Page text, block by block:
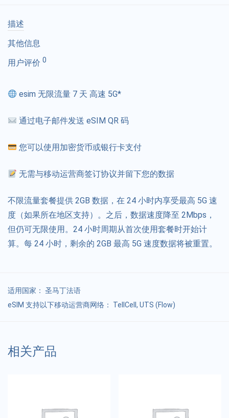
描述
其他信息
用户评价 0
esim 无限流量 7 天 高速 5G*
通过电子邮件发送 eSIM QR 码
您可以使用加密货币或银行卡支付
无需与移动运营商签订协议并留下您的数据
不限流量套餐提供 2GB 数据，在 24 小时内享受最高 5G 速
度（如果所在地区支持）。之后，数据速度降至 2Mbps，
但仍可无限使用。24 小时周期从首次使用套餐时开始计
算。每 24 小时，剩余的 2GB 最高 5G 速度数据将被重置。
适用国家： 圣马丁法语
eSIM 支持以下移动运营商网络： TellCell, UTS (Flow)
相关产品